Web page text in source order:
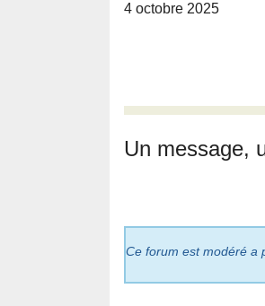
4 octobre 2025
Un message,
Ce forum est modéré a